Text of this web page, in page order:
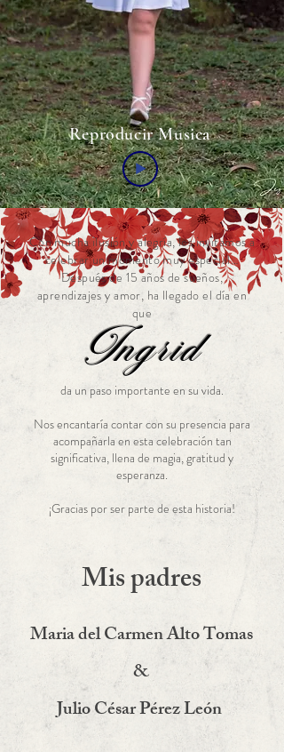
Reproducir Musica
Con mucha ilusión y alegría, les invitamos a
celebrar un momento muy especial…
Después de 15 años de sueños,
aprendizajes y amor, ha llegado el día en
que
Ingrid
da un paso importante en su vida.
Nos encantaría contar con su presencia para
acompañarla en esta celebración tan
significativa, llena de magia, gratitud y
esperanza.
¡Gracias por ser parte de esta historia!
Mis padres
Maria del Carmen Alto Tomas
&
Julio César Pérez León